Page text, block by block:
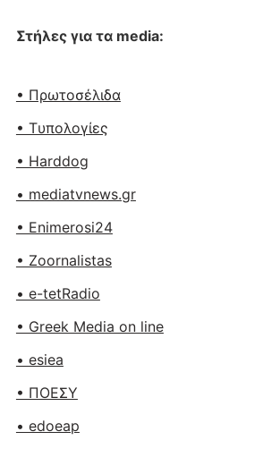
Στήλες για τα media:
• Πρωτοσέλιδα
• Tυπολογίες
• Harddog
• mediatvnews.gr
• Enimerosi24
• Zoornalistas
• e-tetRadio
• Greek Media on line
• esiea
• ΠΟΕΣΥ
• edoeap